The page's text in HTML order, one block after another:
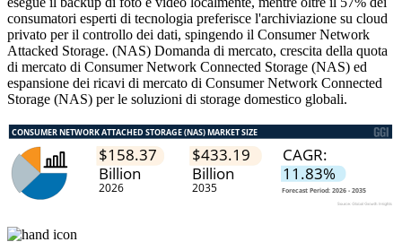
consumatori esperti di tecnologia preferisce l'archiviazione su cloud
privato per il controllo dei dati, spingendo il Consumer Network
Attacked Storage. (NAS) Domanda di mercato, crescita della quota
di mercato di Consumer Network Connected Storage (NAS) ed
espansione dei ricavi di mercato di Consumer Network Connected
Storage (NAS) per le soluzioni di storage domestico globali.